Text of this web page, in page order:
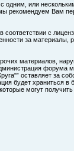
одним, или
рекомендуем Вам
с
за
материалов,
форума
оставляет за
будет храниться в
могут получить